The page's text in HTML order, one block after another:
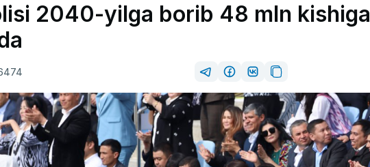
2040-yilga borib 48 mln kishiga